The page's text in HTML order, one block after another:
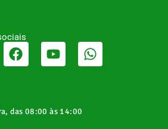
das 08:00 às 14:00